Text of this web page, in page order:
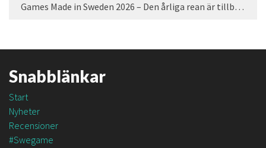
Games Made in Sweden 2026 – Den årliga rean är tillbaka
Snabblänkar
Start
Nyheter
Recensioner
#Swegame